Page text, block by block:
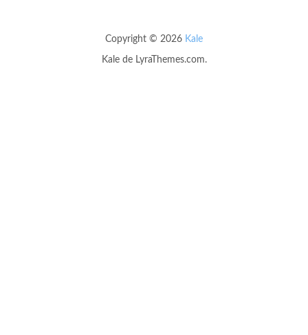
Copyright © 2026 Kale
Kalede LyraThemes.com.